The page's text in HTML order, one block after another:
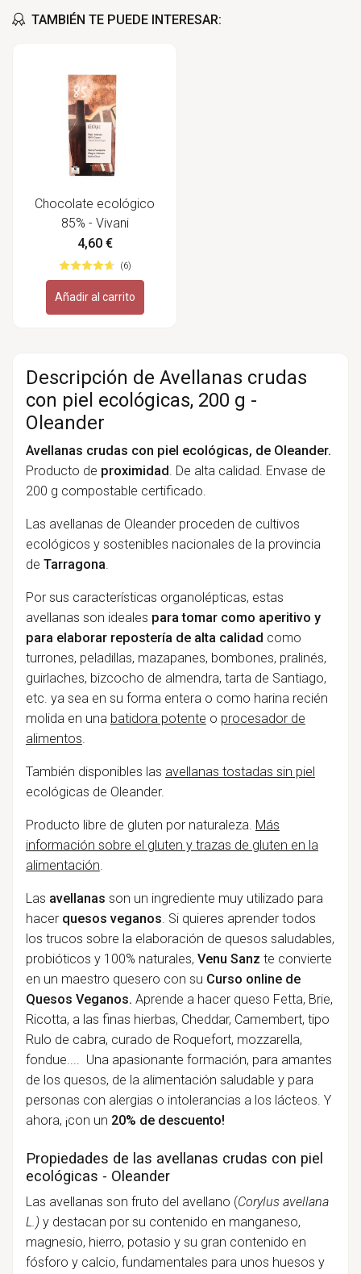
TAMBIÉN TE PUEDE INTERESAR:
Chocolate ecológico
85% - Vivani
4,60 €
(6)
Añadir al carrito
Descripción de Avellanas crudas
con piel ecológicas, 200 g -
Oleander
Avellanas crudas con piel ecológicas, de Oleander.
Producto de proximidad. De alta calidad. Envase de
200 g compostable certificado.
Las avellanas de Oleander proceden de cultivos
ecológicos y sostenibles nacionales de la provincia
de Tarragona.
Por sus características organolépticas, estas
avellanas son ideales para tomar como aperitivo y
para elaborar repostería de alta calidad como
turrones, peladillas, mazapanes, bombones, pralinés,
guirlaches, bizcocho de almendra, tarta de Santiago,
etc. ya sea en su forma entera o como harina recién
molida en una batidora potente o procesador de
alimentos.
También disponibles las avellanas tostadas sin piel
ecológicas de Oleander.
Producto libre de gluten por naturaleza. Más
información sobre el gluten y trazas de gluten en la
alimentación.
Las avellanas son un ingrediente muy utilizado para
hacer quesos veganos. Si quieres aprender todos
los trucos sobre la elaboración de quesos saludables,
probióticos y 100% naturales, Venu Sanz te convierte
en un maestro quesero con su Curso online de
Quesos Veganos. Aprende a hacer queso Fetta, Brie,
Ricotta, a las finas hierbas, Cheddar, Camembert, tipo
Rulo de cabra, curado de Roquefort, mozzarella,
fondue.... Una apasionante formación, para amantes
de los quesos, de la alimentación saludable y para
personas con alergias o intolerancias a los lácteos. Y
ahora, ¡con un 20% de descuento!
Propiedades de las avellanas crudas con piel
ecológicas - Oleander
Las avellanas son fruto del avellano (Corylus avellana
L.) y destacan por su contenido en manganeso,
magnesio, hierro, potasio y su gran contenido en
fósforo y calcio, fundamentales para unos huesos y